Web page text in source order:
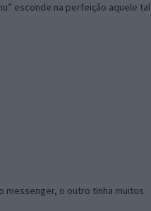
esconde na perfeição aquele tal
messenger, o outro tinha muitos